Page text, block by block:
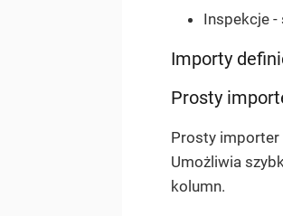
Inspekcje
Importy
Prosty
Prosty importer
Umożliwia
kolumn.